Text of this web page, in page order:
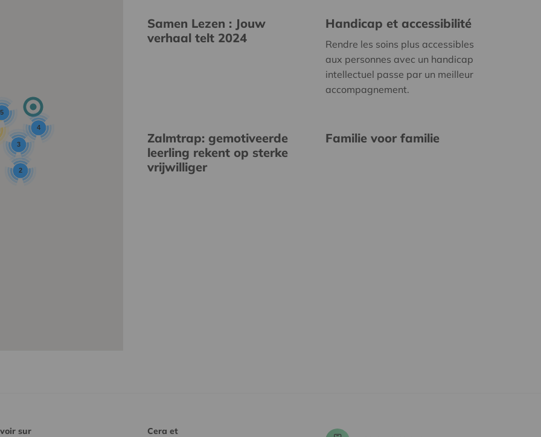
3
4
2
5
Samen Lezen : Jouw
verhaal telt 2024
Handicap et accessibilité
Rendre les soins plus accessibles
aux personnes avec un handicap
intellectuel passe par un meilleur
accompagnement.
Zalmtrap: gemotiveerde
leerling rekent op sterke
vrijwilliger
Familie voor familie
sur
Cera et